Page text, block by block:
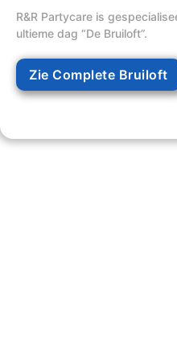
R&R Partycare is
ultieme dag “De Bruiloft”.
Zie Complete Bruiloft